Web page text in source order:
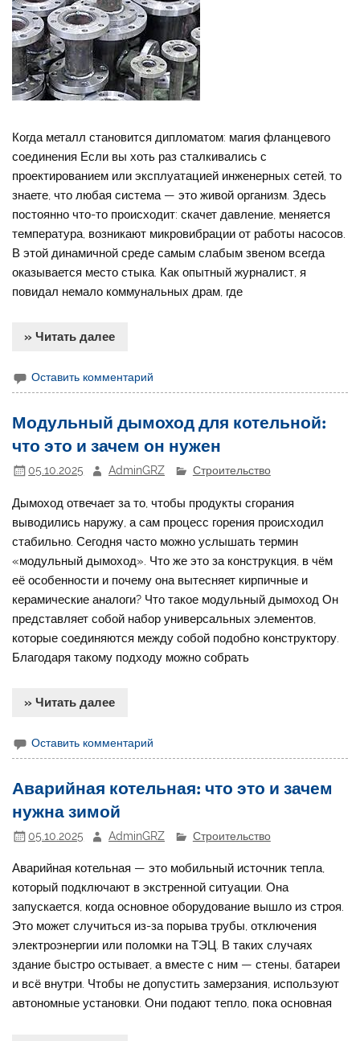
Когда металл становится дипломатом: магия фланцевого
соединения Если вы хоть раз сталкивались с
проектированием или эксплуатацией инженерных сетей, то
знаете, что любая система — это живой организм. Здесь
постоянно что-то происходит: скачет давление, меняется
температура, возникают микровибрации от работы насосов.
В этой динамичной среде самым слабым звеном всегда
оказывается место стыка. Как опытный журналист, я
повидал немало коммунальных драм, где
» Читать далее
Оставить комментарий
Модульный дымоход для котельной:
что это и зачем он нужен
05.10.2025 AdminGRZ Строительство
Дымоход отвечает за то, чтобы продукты сгорания
выводились наружу, а сам процесс горения происходил
стабильно. Сегодня часто можно услышать термин
«модульный дымоход». Что же это за конструкция, в чём
её особенности и почему она вытесняет кирпичные и
керамические аналоги? Что такое модульный дымоход Он
представляет собой набор универсальных элементов,
которые соединяются между собой подобно конструктору.
Благодаря такому подходу можно собрать
» Читать далее
Оставить комментарий
Аварийная котельная: что это и зачем
нужна зимой
05.10.2025 AdminGRZ Строительство
Аварийная котельная — это мобильный источник тепла,
который подключают в экстренной ситуации. Она
запускается, когда основное оборудование вышло из строя.
Это может случиться из-за порыва трубы, отключения
электроэнергии или поломки на ТЭЦ. В таких случаях
здание быстро остывает, а вместе с ним — стены, батареи
и всё внутри. Чтобы не допустить замерзания, используют
автономные установки. Они подают тепло, пока основная